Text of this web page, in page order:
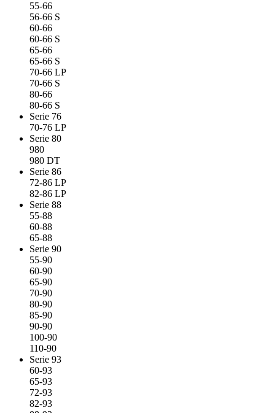
55-66
56-66 S
60-66
60-66 S
65-66
65-66 S
70-66 LP
70-66 S
80-66
80-66 S
Serie 76
70-76 LP
Serie 80
980
980 DT
Serie 86
72-86 LP
82-86 LP
Serie 88
55-88
60-88
65-88
Serie 90
55-90
60-90
65-90
70-90
80-90
85-90
90-90
100-90
110-90
Serie 93
60-93
65-93
72-93
82-93